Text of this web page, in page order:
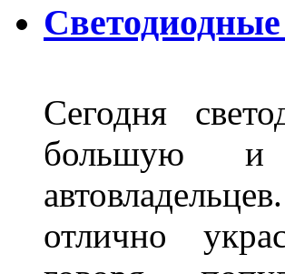
Сегодня
большую и
отлично